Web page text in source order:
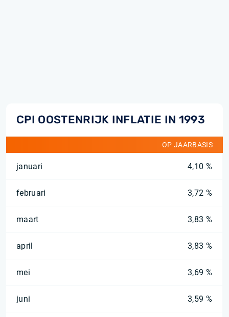
CPI OOSTENRIJK INFLATIE IN 1993
OP JAARBASIS
januari 4,10 %
februari 3,72 %
maart 3,83 %
april 3,83 %
mei 3,69 %
juni 3,59 %